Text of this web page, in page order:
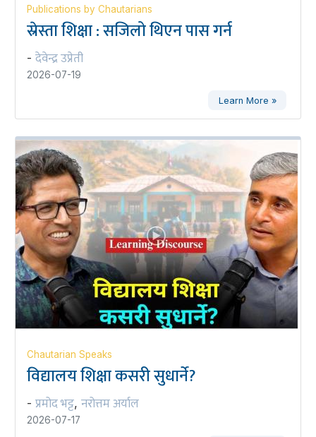
Publications by Chautarians
स्रेस्ता शिक्षा : सजिलो थिएन पास गर्न
- देवेन्द्र उप्रेती
2026-07-19
Learn More »
Chautarian Speaks
विद्यालय शिक्षा कसरी सुधार्ने?
- प्रमोद भट्ट, नरोत्तम अर्याल
2026-07-17